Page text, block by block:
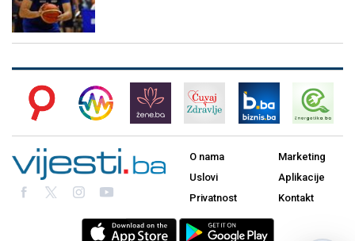
O nama
Uslovi
Privatnost
Marketing
Aplikacije
Kontakt